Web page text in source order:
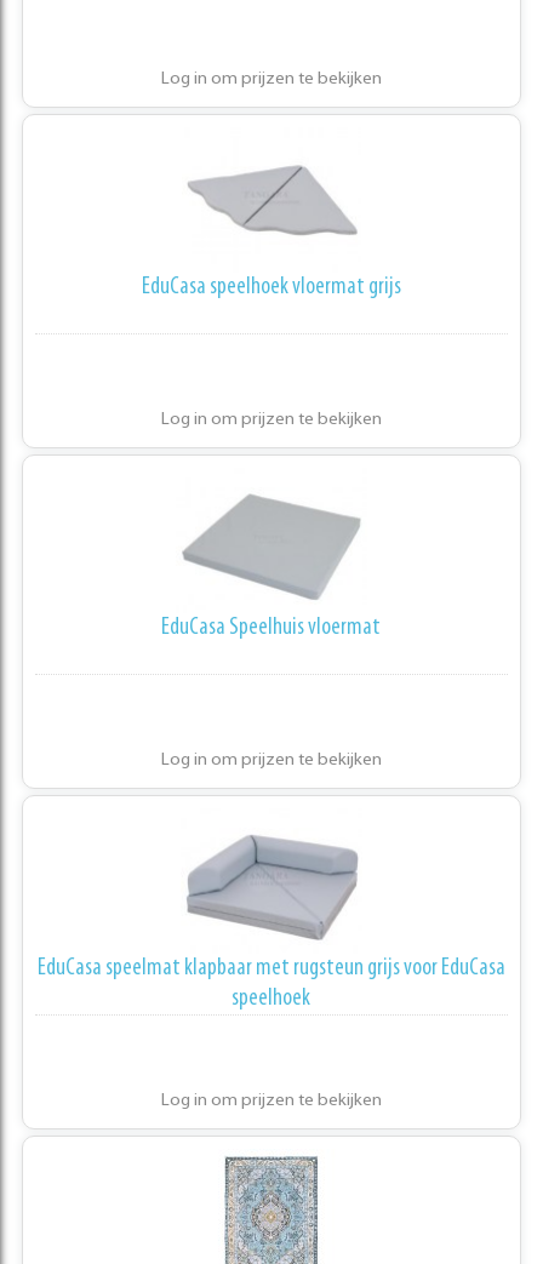
Log in om prijzen te bekijken
EduCasa speelhoek vloermat grijs
Log in om prijzen te bekijken
EduCasa Speelhuis vloermat
Log in om prijzen te bekijken
EduCasa speelmat klapbaar met rugsteun grijs voor EduCasa
speelhoek
Log in om prijzen te bekijken